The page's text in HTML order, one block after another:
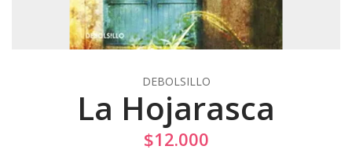
DEBOLSILLO
La Hojarasca
$12.000